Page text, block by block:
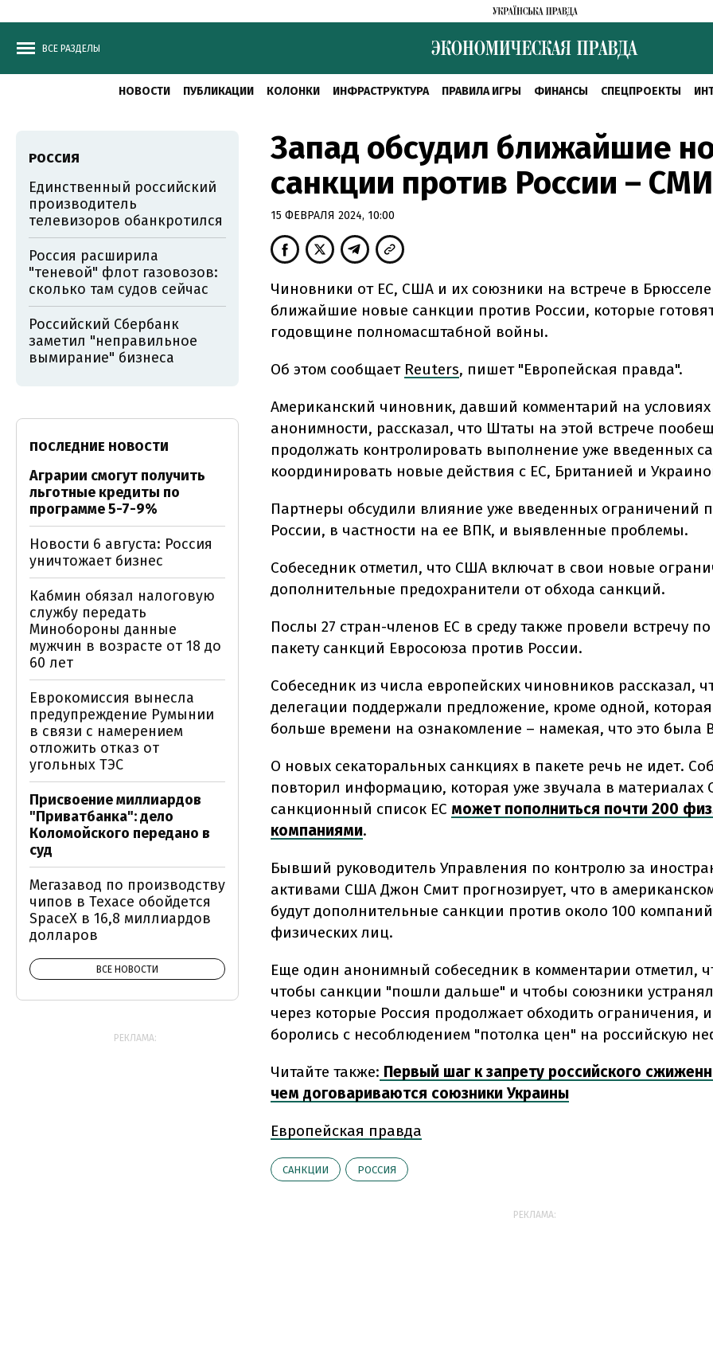
ВСЕ РАЗДЕЛЫ
НОВОСТИ ПУБЛИКАЦИИ КОЛОНКИ ИНФРАСТРУКТУРА ПРАВИЛА ИГРЫ ФИНАНСЫ СПЕЦПРОЕКТЫ
Запад обсудил ближайшие
санкции против России – СМИ
15 ФЕВРАЛЯ 2024, 10:00
Чиновники от ЕС, США и их союзники на встрече в
ближайшие новые санкции против России, которые
годовщине полномасштабной войны.
Об этом сообщает Reuters, пишет "Европейская правда".
Американский чиновник, давший комментарий на условиях
анонимности, рассказал, что Штаты на этой встрече
продолжать контролировать выполнение уже введенных
координировать новые действия с ЕС, Британией и
Партнеры обсудили влияние уже введенных ограничений
России, в частности на ее ВПК, и выявленные проблемы.
Собеседник отметил, что США включат в свои новые
дополнительные предохранители от обхода санкций.
Послы 27 стран-членов ЕС в среду также провели встречу по
пакету санкций Евросоюза против России.
Собеседник из числа европейских чиновников рассказал,
делегации поддержали предложение, кроме одной,
больше времени на ознакомление – намекая, что это была
О новых секаторальных санкциях в пакете речь не идет.
повторил информацию, которая уже звучала в материалах
санкционный список ЕС может пополниться почти 200
компаниями.
Бывший руководитель Управления по контролю за
активами США Джон Смит прогнозирует, что в
будут дополнительные санкции против около 100
физических лиц.
Еще один анонимный собеседник в комментарии отметил,
чтобы санкции "пошли дальше" и чтобы союзники
через которые Россия продолжает обходить ограничения,
боролись с несоблюдением "потолка цен" на российскую
Читайте также: Первый шаг к запрету российского
чем договариваются союзники Украины
Европейская правда
САНКЦИИ РОССИЯ
РЕКЛАМА:
РОССИЯ
Единственный российский
производитель
телевизоров обанкротился
Россия расширила
"теневой" флот газовозов:
сколько там судов сейчас
Российский Сбербанк
заметил "неправильное
вымирание" бизнеса
ПОСЛЕДНИЕ НОВОСТИ
Аграрии смогут получить
льготные кредиты по
программе 5-7-9%
Новости 6 августа: Россия
уничтожает бизнес
Кабмин обязал налоговую
службу передать
Минобороны данные
мужчин в возрасте от 18 до
60 лет
Еврокомиссия вынесла
предупреждение Румынии
в связи с намерением
отложить отказ от
угольных ТЭС
Присвоение миллиардов
"Приватбанка": дело
Коломойского передано в
суд
Мегазавод по производству
чипов в Техасе обойдется
SpaceX в 16,8 миллиардов
долларов
ВСЕ НОВОСТИ
РЕКЛАМА: